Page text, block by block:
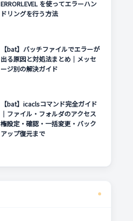
ERRORLEVEL を使ってエラーハン
ドリングを行う方法
【bat】バッチファイルでエラーが
出る原因と対処法まとめ｜メッセ
ージ別の解決ガイド
【bat】icaclsコマンド完全ガイド
｜ファイル・フォルダのアクセス
権設定・確認・一括変更・バック
アップ復元まで